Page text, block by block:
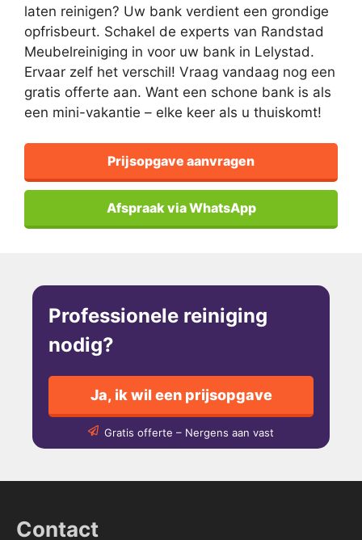
laten reinigen? Uw bank verdient een grondige
opfrisbeurt. Schakel de experts van Randstad
Meubelreiniging in voor uw bank in Lelystad.
Ervaar zelf het verschil! Vraag vandaag nog een
gratis offerte aan. Want een schone bank is als
een mini-vakantie – elke keer als u thuiskomt!
Prijsopgave aanvragen
Afspraak via WhatsApp
Professionele reiniging
nodig?
Ja, ik wil een prijsopgave
Gratis offerte – Nergens aan vast
Contact